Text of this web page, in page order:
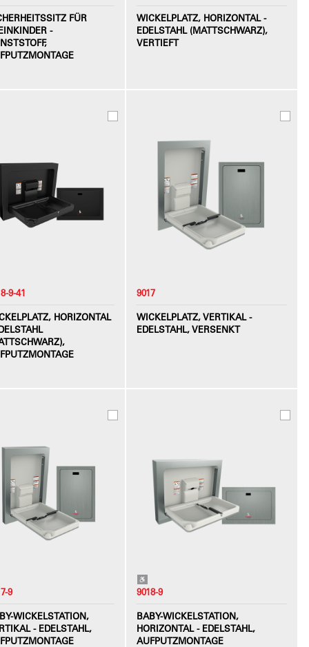
FÜR
-
WICKELPLATZ, HORIZONTAL -
EDELSTAHL (MATTSCHWARZ),
VERTIEFT
9-41
HORIZONTAL
9017
WICKELPLATZ, VERTIKAL -
EDELSTAHL, VERSENKT
9
WICKELSTATION,
- EDELSTAHL,
9018-9
BABY-WICKELSTATION,
HORIZONTAL - EDELSTAHL,
AUFPUTZMONTAGE